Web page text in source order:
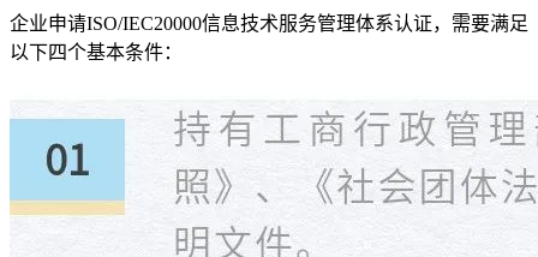
企业申请ISO/IEC20000信息技术服务管理体系认证，需要满足
以下四个基本条件：